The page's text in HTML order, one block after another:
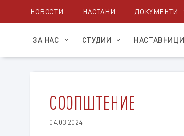
НОВОСТИ НАСТАНИ ДОКУМЕНТИ
ЗА НАС СТУДИИ НАСТАВНИЦИ
СООПШТЕНИЕ
04.03.2024